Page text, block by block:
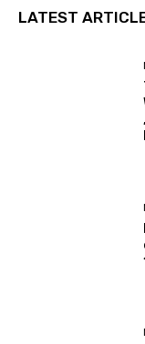
LATEST